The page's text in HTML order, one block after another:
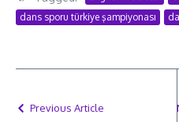
dans sporu türkiye şampiyonası
Previous Article